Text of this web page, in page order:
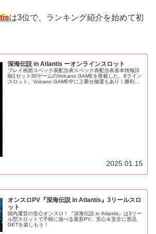
は3位で、ランキング紹介を始めて初
深海伝説 in Atlantis ーオンラインスロット
プレイ画面スペック表配当表スペック表配当表基本情報詳
細1セット30ゲームのVolcano GAMEを搭載した、8ライン
スロット。Volcano GAME中に上乗せ抽選もあり！勝利の
2025.01.15
オンスロPV『深海伝説 in Atlantis』3リールスロ
ット
国内運営の安心オンスロ！『深海伝説 in Atlantis』は3リー
ル型スロットで手軽に遊べる最新PV。安心＆安全に景品
GETを楽しもう！